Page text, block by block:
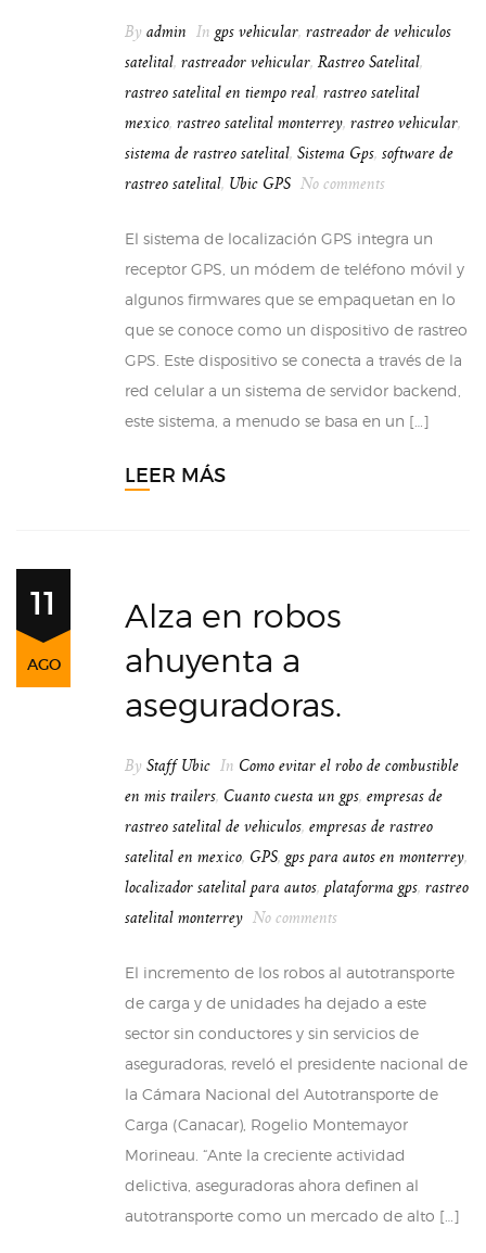
By admin In gps vehicular, rastreador de vehiculos
satelital, rastreador vehicular, Rastreo Satelital,
rastreo satelital en tiempo real, rastreo satelital
mexico, rastreo satelital monterrey, rastreo vehicular,
sistema de rastreo satelital, Sistema Gps, software de
rastreo satelital, Ubic GPS No comments
El sistema de localización GPS integra un
receptor GPS, un módem de teléfono móvil y
algunos firmwares que se empaquetan en lo
que se conoce como un dispositivo de rastreo
GPS. Este dispositivo se conecta a través de la
red celular a un sistema de servidor backend,
este sistema, a menudo se basa en un […]
LEER MÁS
11
AGO
Alza en robos
ahuyenta a
aseguradoras.
By Staff Ubic In Como evitar el robo de combustible
en mis trailers, Cuanto cuesta un gps, empresas de
rastreo satelital de vehiculos, empresas de rastreo
satelital en mexico, GPS, gps para autos en monterrey,
localizador satelital para autos, plataforma gps, rastreo
satelital monterrey No comments
El incremento de los robos al autotransporte
de carga y de unidades ha dejado a este
sector sin conductores y sin servicios de
aseguradoras, reveló el presidente nacional de
la Cámara Nacional del Autotransporte de
Carga (Canacar), Rogelio Montemayor
Morineau. “Ante la creciente actividad
delictiva, aseguradoras ahora definen al
autotransporte como un mercado de alto […]